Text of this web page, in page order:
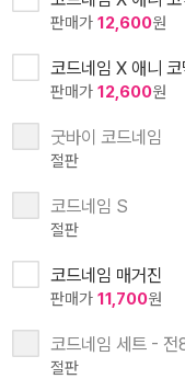
판매가 12,600원
코드네임 X 애니
판매가 12,600원
굿바이 코드네임
절판
코드네임 S
절판
코드네임 매거진
판매가 11,700원
코드네임 세트 -
절판